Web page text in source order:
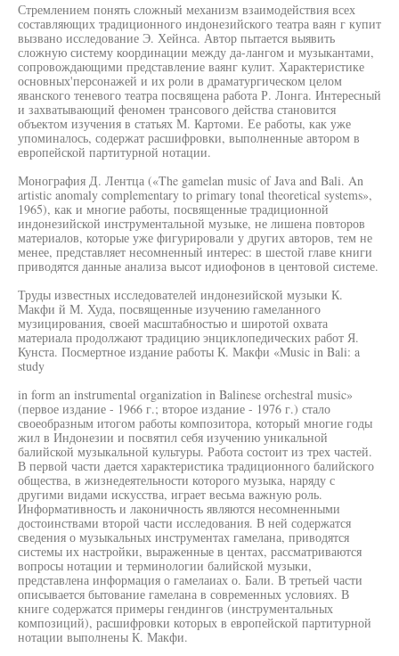
Стремлением понять сложный механизм взаимодействия всех
составляющих традиционного индонезийского театра ваян г купит
вызвано исследование Э. Хейнса. Автор пытается выявить
сложную систему координации между да-лангом и музыкантами,
сопровождающими представление ваянг кулит. Характеристике
основных'персонажей и их роли в драматургическом целом
яванского теневого театра посвящена работа Р. Лонга. Интересный
и захватывающий феномен трансового действа становится
объектом изучения в статьях М. Картоми. Ее работы, как уже
упоминалось, содержат расшифровки, выполненные автором в
европейской партитурной нотации.
Монография Д. Лентца («The gamelan music of Java and Bali. An
artistic anomaly complementary to primary tonal theoretical systems»,
1965), как и многие работы, посвященные традиционной
индонезийской инструментальной музыке, не лишена повторов
материалов, которые уже фигурировали у других авторов, тем не
менее, представляет несомненный интерес: в шестой главе книги
приводятся данные анализа высот идиофонов в центовой системе.
Труды известных исследователей индонезийской музыки К.
Макфи й М. Худа, посвященные изучению гамеланного
музицирования, своей масштабностью и широтой охвата
материала продолжают традицию энциклопедических работ Я.
Кунста. Посмертное издание работы К. Макфи «Music in Bali: a
study
in form an instrumental organization in Balinese orchestral music»
(первое издание - 1966 г.; второе издание - 1976 г.) стало
своеобразным итогом работы композитора, который многие годы
жил в Индонезии и посвятил себя изучению уникальной
балийской музыкальной культуры. Работа состоит из трех частей.
В первой части дается характеристика традиционного балийского
общества, в жизнедеятельности которого музыка, наряду с
другими видами искусства, играет весьма важную роль.
Информативность и лаконичность являются несомненными
достоинствами второй части исследования. В ней содержатся
сведения о музыкальных инструментах гамелана, приводятся
системы их настройки, выраженные в центах, рассматриваются
вопросы нотации и терминологии балийской музыки,
представлена информация о гамелаиах о. Бали. В третьей части
описывается бытование гамелана в современных условиях. В
книге содержатся примеры гендингов (инструментальных
композиций), расшифровки которых в европейской партитурной
нотации выполнены К. Макфи.